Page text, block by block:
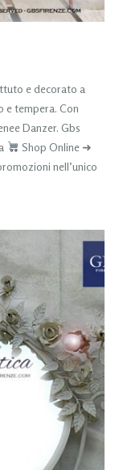
e decorato a
e tempera. Con
Danzer. Gbs
Shop Online ➜
nell’unico